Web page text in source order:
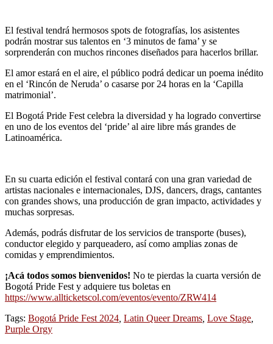
El festival tendrá hermosos spots de fotografías, los asistentes
podrán mostrar sus talentos en ‘3 minutos de fama’ y se
sorprenderán con muchos rincones diseñados para hacerlos brillar.
El amor estará en el aire, el público podrá dedicar un poema inédito
en el ‘Rincón de Neruda’ o casarse por 24 horas en la ‘Capilla
matrimonial’.
El Bogotá Pride Fest celebra la diversidad y ha logrado convertirse
en uno de los eventos del ‘pride’ al aire libre más grandes de
Latinoamérica.
En su cuarta edición el festival contará con una gran variedad de
artistas nacionales e internacionales, DJS, dancers, drags, cantantes
con grandes shows, una producción de gran impacto, actividades y
muchas sorpresas.
Además, podrás disfrutar de los servicios de transporte (buses),
conductor elegido y parqueadero, así como amplias zonas de
comidas y emprendimientos.
¡Acá todos somos bienvenidos! No te pierdas la cuarta versión de
Bogotá Pride Fest y adquiere tus boletas en
https://www.allticketscol.com/eventos/evento/ZRW414
Tags: Bogotá Pride Fest 2024 Latin Queer Dreams Love Stage
Purple Orgy